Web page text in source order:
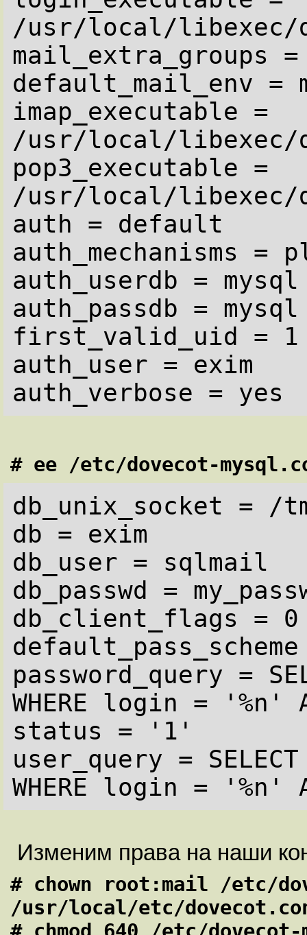
/usr/local/libexec/
mail_extra_groups
default_mail_env =
imap_executable =
/usr/local/libexec/
pop3_executable =
/usr/local/libexec/
auth = default
auth_mechanisms =
auth_userdb =
auth_passdb =
first_valid_uid = 1
auth_user = exim
# ee /etc/dovecot-
db_unix_socket = /
db = exim
db_user = sqlmail
db_passwd =
db_client_flags = 0
default_pass_scheme
password_query =
WHERE login = '%n'
status = '1'
user_query =
Изменим права на наши
# chown root:mail /etc/
/usr/local/etc/